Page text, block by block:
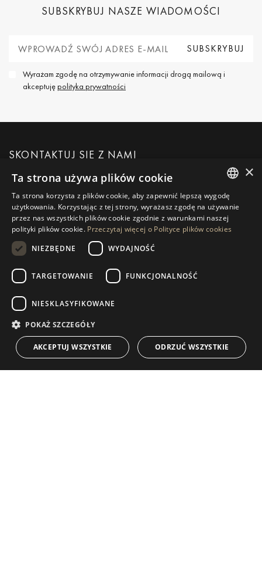
SUBSKRYBUJ NASZE WIADOMOŚCI
Wyrażam zgodę na otrzymywanie informacji drogą mailową i
akceptujępolityka prywatności
SKONTAKTUJ SIĘ Z NAMI
POPROŚ O WIĘCEJ INFORMACJI
WIADOMOŚĆ DO NAS
NAWIGACJA
Nieruchomości
Przewodniki
Zespół
Blog
KOLEKCJA
Frontline Beach
KONTAKT
ENGLISH
SPANISH
NORWEGIAN
×
Ta strona używa plików cookie
Ta strona korzysta z plików cookie, aby zapewnić lepszą wygodę
użytkowania. Korzystając z tej strony, wyrażasz zgodę na używanie
przez nas wszystkich plików cookie zgodnie z warunkami naszej
polityki plików cookie. Przeczytaj więcej o Polityce plików cookies
NIEZBĘDNE
WYDAJNOŚĆ
TARGETOWANIE FUNKCJONALNOŚĆ
NIESKLASYFIKOWANE
POKAŻ SZCZEGÓŁY
AKCEPTUJ WSZYSTKIE ODRZUĆ WSZYSTKIE